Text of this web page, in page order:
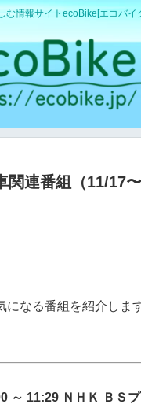
む情報サイトecoBike[エコバイ
関連番組（11/17〜
なる番組を紹介します
～ 11:29 ＮＨＫ ＢＳ